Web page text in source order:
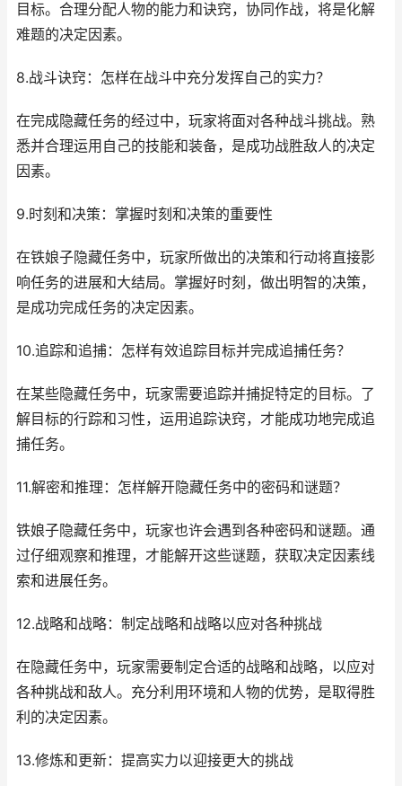
目标。合理分配人物的能力和诀窍，协同作战，将是化解
难题的决定因素。
8.战斗诀窍：怎样在战斗中充分发挥自己的实力？
在完成隐藏任务的经过中，玩家将面对各种战斗挑战。熟
悉并合理运用自己的技能和装备，是成功战胜敌人的决定
因素。
9.时刻和决策：掌握时刻和决策的重要性
在铁娘子隐藏任务中，玩家所做出的决策和行动将直接影
响任务的进展和大结局。掌握好时刻，做出明智的决策，
是成功完成任务的决定因素。
10.追踪和追捕：怎样有效追踪目标并完成追捕任务？
在某些隐藏任务中，玩家需要追踪并捕捉特定的目标。了
解目标的行踪和习性，运用追踪诀窍，才能成功地完成追
捕任务。
11.解密和推理：怎样解开隐藏任务中的密码和谜题？
铁娘子隐藏任务中，玩家也许会遇到各种密码和谜题。通
过仔细观察和推理，才能解开这些谜题，获取决定因素线
索和进展任务。
12.战略和战略：制定战略和战略以应对各种挑战
在隐藏任务中，玩家需要制定合适的战略和战略，以应对
各种挑战和敌人。充分利用环境和人物的优势，是取得胜
利的决定因素。
13.修炼和更新：提高实力以迎接更大的挑战